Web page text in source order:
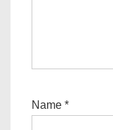
Name *